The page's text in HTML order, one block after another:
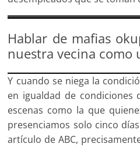
Hablar de mafias
nuestra vecina como
Y cuando se niega la
en igualdad de condiciones
escenas como la que
presenciamos solo cinco
artículo de ABC,